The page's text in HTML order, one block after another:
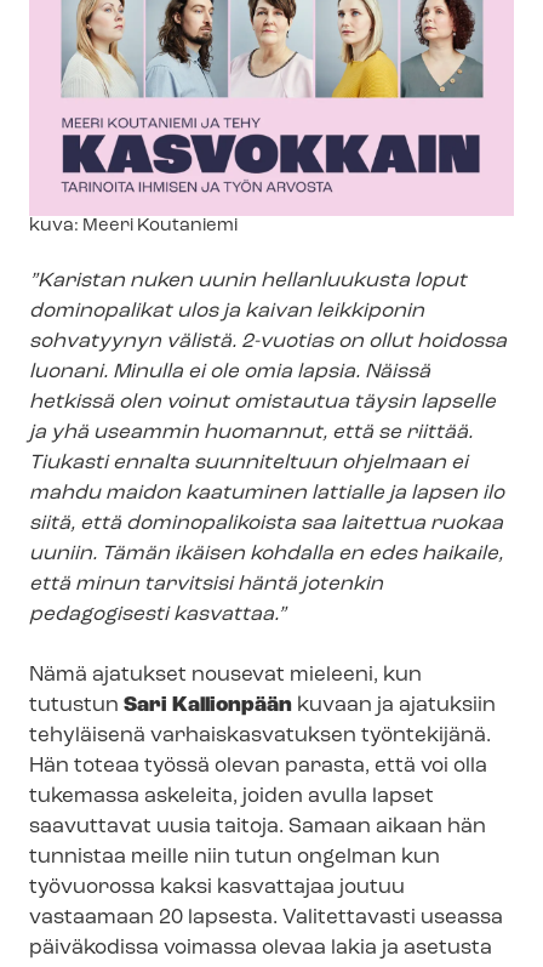
Kuvateksti
kuva: Meeri Koutaniemi
”Karistan nuken uunin hellanluukusta loput
dominopalikat ulos ja kaivan leikkiponin
sohvatyynyn välistä. 2-vuotias on ollut hoidossa
luonani. Minulla ei ole omia lapsia. Näissä
hetkissä olen voinut omistautua täysin lapselle
ja yhä useammin huomannut, että se riittää.
Tiukasti ennalta suunniteltuun ohjelmaan ei
mahdu maidon kaatuminen lattialle ja lapsen ilo
siitä, että dominopalikoista saa laitettua ruokaa
uuniin. Tämän ikäisen kohdalla en edes haikaile,
että minun tarvitsisi häntä jotenkin
pedagogisesti kasvattaa.”
Nämä ajatukset nousevat mieleeni, kun
tutustun Sari Kallionpään kuvaan ja ajatuksiin
tehyläisenä var­hais­kas­va­tuk­sen työntekijänä.
Hän toteaa työssä olevan parasta, että voi olla
tukemassa askeleita, joiden avulla lapset
saavuttavat uusia taitoja. Samaan aikaan hän
tunnistaa meille niin tutun ongelman kun
työvuorossa kaksi kasvattajaa joutuu
vastaamaan 20 lapsesta. Valitettavasti useassa
päiväkodissa voimassa olevaa lakia ja asetusta